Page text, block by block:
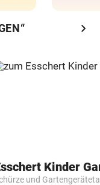
chevron_right
und